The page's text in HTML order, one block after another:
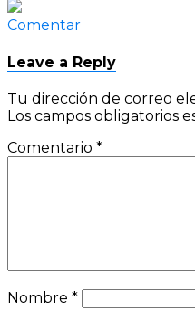
Comentar
Leave a Reply
Tu dirección de correo
Los campos obligatorios
Comentario *
Nombre *